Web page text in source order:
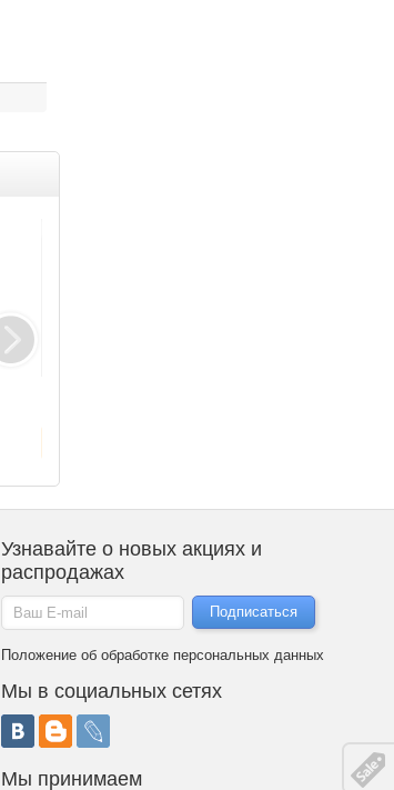
Узнавайте о новых акциях и
распродажах
Положение об обработке персональных данных
Мы в социальных сетях
Мы принимаем